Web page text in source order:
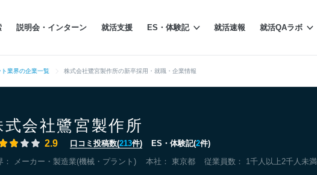
説明会・インターン 就活支援 ES・体験記 就活速報 就活QAラボ
業界の企業一覧 株式会社鷺宮製作所の新卒採用・就職・企業情報
式会社鷺宮製作所
2.9 口コミ投稿数(213件) ES・体験記(2件)
： メーカー・製造業(機械・プラント) 本社： 東京都 従業員数： 1千人以上2千人未満